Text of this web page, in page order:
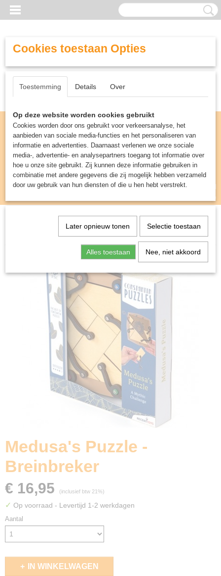
Inloggen Registreren
UW WINKELWAGEN
(0)
Spellen & Puzzels> Breinbrekers>Medusa's
Puzzle - Breinbreker
Medusa's Puzzle -
Breinbreker
€ 16,95 (inclusief btw 21%)
✓ Op voorraad - Levertijd 1-2 werkdagen
Aantal
IN WINKELWAGEN
Cookies toestaan Opties
Toestemming Details Over
Op deze website worden cookies gebruikt
Cookies worden door ons gebruikt voor verkeersanalyse, het
aanbieden van sociale media-functies en het personaliseren van
informatie en advertenties. Daarnaast verlenen we onze sociale
media-, advertentie- en analysepartners toegang tot informatie over
hoe u onze site gebruikt. Zij kunnen deze informatie gebruiken in
combinatie met andere gegevens die zij mogelijk hebben verzameld
door uw gebruik van hun diensten of die u hen hebt verstrekt.
Later opnieuw tonen Selectie toestaan
Alles toestaan Nee, niet akkoord